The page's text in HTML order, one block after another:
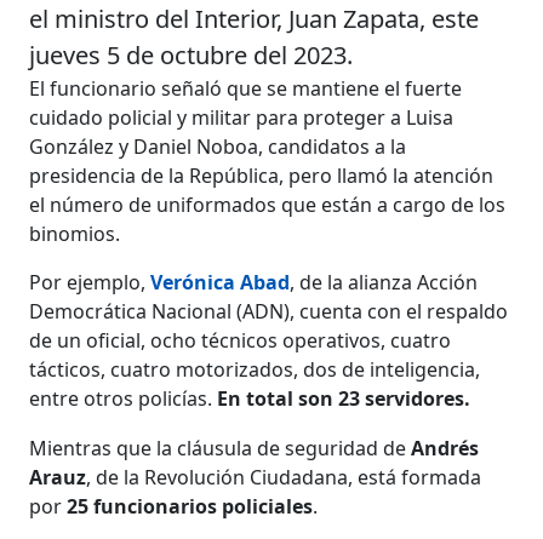
el ministro del Interior, Juan Zapata, este
jueves 5 de octubre del 2023.
El funcionario señaló que se mantiene el fuerte
cuidado policial y militar para proteger a Luisa
González y Daniel Noboa, candidatos a la
presidencia de la República, pero llamó la atención
el número de uniformados que están a cargo de los
binomios.
Por ejemplo, Verónica Abad, de la alianza Acción
Democrática Nacional (ADN), cuenta con el respaldo
de un oficial, ocho técnicos operativos, cuatro
tácticos, cuatro motorizados, dos de inteligencia,
entre otros policías. En total son 23 servidores.
Mientras que la cláusula de seguridad deAndrés
Arauz, de la Revolución Ciudadana, está formada
por25 funcionarios policiales.